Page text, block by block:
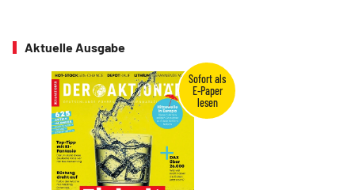
Aktuelle Ausgabe